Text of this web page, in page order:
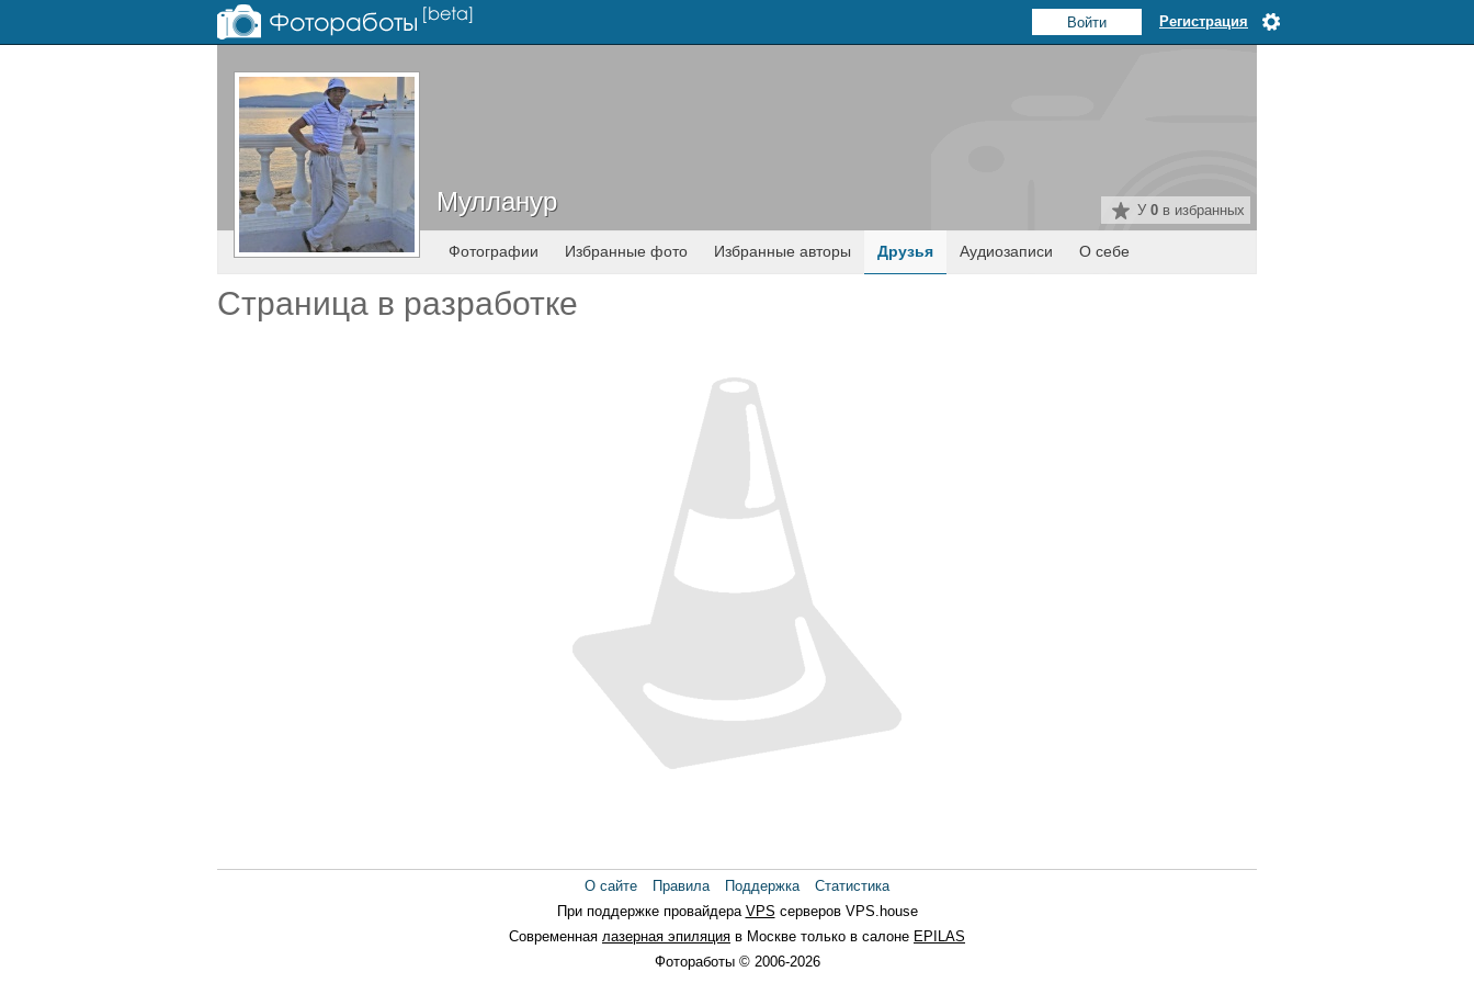
Регистрация
У 0 в избранных
Мулланур
Мулланур
Фотографии Избранные фото Избранные авторы Друзья Аудиозаписи О себе
Страница в разработке
О сайте Правила Поддержка
Статистика
При поддержке провайдера VPS серверов VPS.house
Современная лазерная эпиляция в Москве только в салоне EPILAS
Фотоработы © 2006-2026